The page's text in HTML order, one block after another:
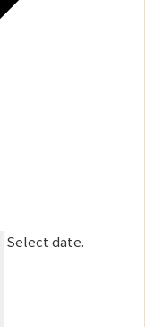
Select date.